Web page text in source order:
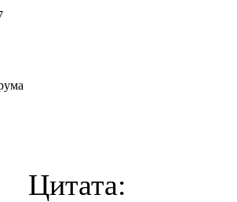
Цитата: